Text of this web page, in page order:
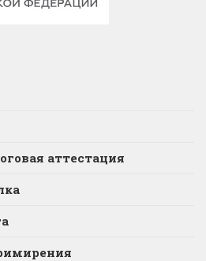
аттестация